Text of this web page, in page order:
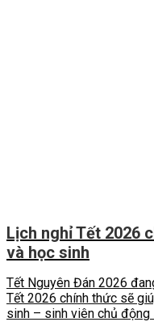
Lịch nghỉ Tết 2026
và học sinh
Tết Nguyên Đán 2026
Tết 2026 chính thức sẽ
sinh – sinh viên chủ động